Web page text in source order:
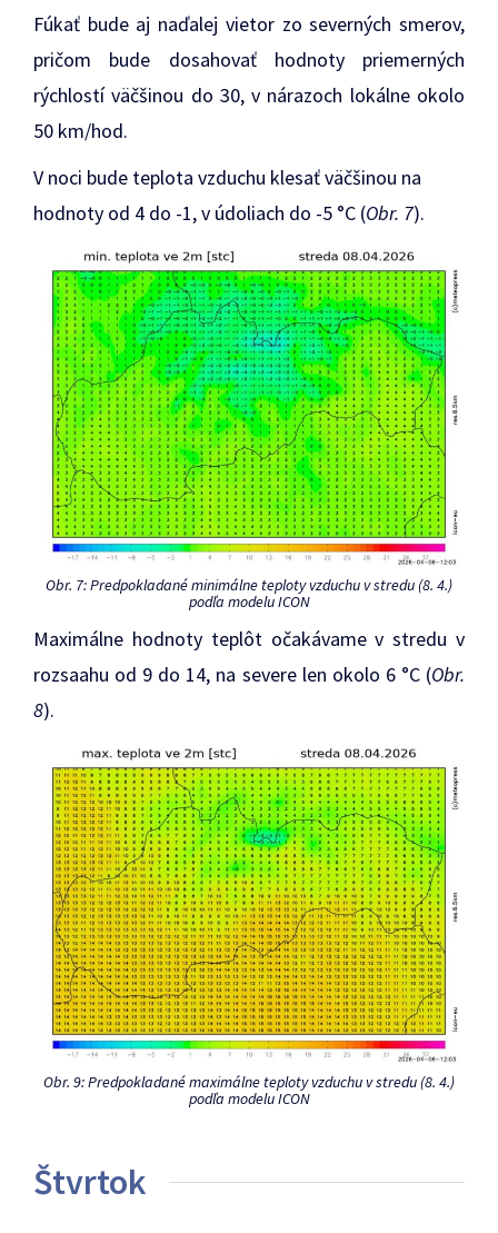
Fúkať bude aj naďalej vietor zo severných smerov,
pričom bude dosahovať hodnoty priemerných
rýchlostí väčšinou do 30, v nárazoch lokálne okolo
50 km/hod.
V noci bude teplota vzduchu klesať väčšinou na
hodnoty od 4 do -1, v údoliach do -5 °C (Obr. 7).
Obr. 7: Predpokladané minimálne teploty vzduchu v stredu (8. 4.)
podľa modelu ICON
Maximálne hodnoty teplôt očakávame v stredu v
rozsaahu od 9 do 14, na severe len okolo 6 °C (Obr.
8).
Obr. 9: Predpokladané maximálne teploty vzduchu v stredu (8. 4.)
podľa modelu ICON
Štvrtok